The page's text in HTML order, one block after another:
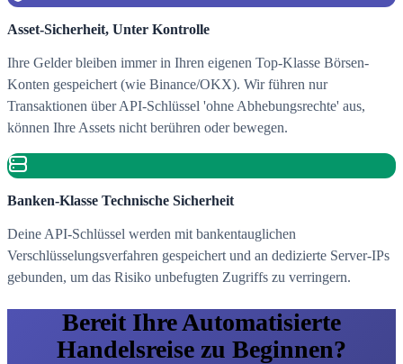
Asset-Sicherheit, Unter Kontrolle
Ihre Gelder bleiben immer in Ihren eigenen Top-Klasse Börsen-
Konten gespeichert (wie Binance/OKX). Wir führen nur
Transaktionen über API-Schlüssel 'ohne Abhebungsrechte' aus,
können Ihre Assets nicht berühren oder bewegen.
Banken-Klasse Technische Sicherheit
Deine API-Schlüssel werden mit bankentauglichen
Verschlüsselungsverfahren gespeichert und an dedizierte Server-IPs
gebunden, um das Risiko unbefugten Zugriffs zu verringern.
Bereit Ihre Automatisierte
Handelsreise zu Beginnen?